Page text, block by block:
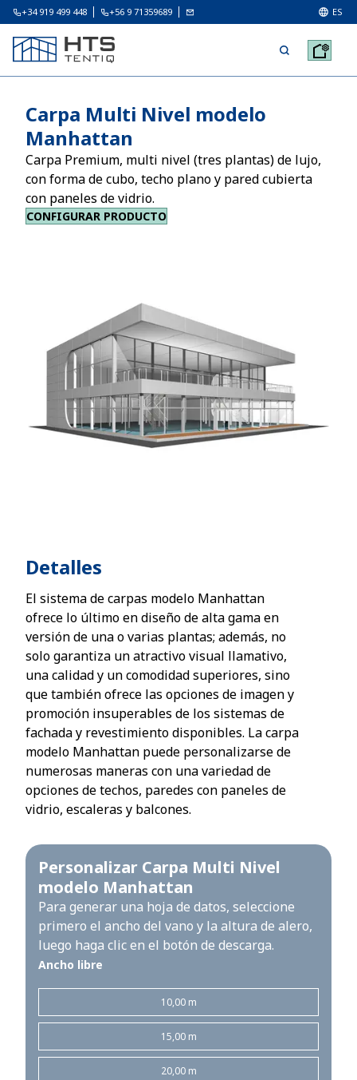
+34 919 499 448 +56 9 71359689 ES
Carpa Multi Nivel modelo
Manhattan
Carpa Premium, multi nivel (tres plantas) de lujo,
con forma de cubo, techo plano y pared cubierta
con paneles de vidrio.
CONFIGURAR PRODUCTO
Detalles
El sistema de carpas modelo Manhattan
ofrece lo último en diseño de alta gama en
versión de una o varias plantas; además, no
solo garantiza un atractivo visual llamativo,
una calidad y un comodidad superiores, sino
que también ofrece las opciones de imagen y
promoción insuperables de los sistemas de
fachada y revestimiento disponibles. La carpa
modelo Manhattan puede personalizarse de
numerosas maneras con una variedad de
opciones de techos, paredes con paneles de
vidrio, escaleras y balcones.
Personalizar Carpa Multi Nivel
modelo Manhattan
Para generar una hoja de datos, seleccione
primero el ancho del vano y la altura de alero,
luego haga clic en el botón de descarga.
Ancho libre
10,00 m
15,00 m
20,00 m